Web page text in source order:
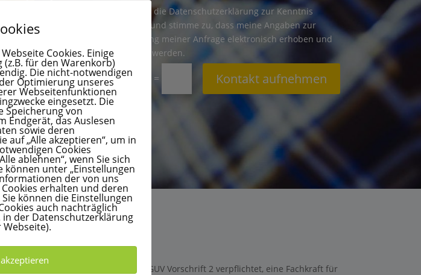
Ich habe die Datenschutzerklärung zur Kenntnis
genommen und stimme zu, dass meine Angaben zur
Beantwortung meiner Anfrage elektronisch erhoben und
gespeichert werden.
14 + 3 = Kontakt aufnehmen
Arbeitssicherheitsgesetz und DGUV Vorschrift 2 verpflichtet, eine Fachkraft für
Cookies. Einige
für den Warenkorb)
Die nicht-notwendigen
Optimierung unseres
Webseitenfunktionen
eingesetzt. Die
Speicherung von
Endgerät, das Auslesen
sowie deren
auf „Alle akzeptieren“, um in
Cookies
ablehnen“, wenn Sie sich
können unter „Einstellungen
der von uns
erhalten und deren
können die Einstellungen
auch nachträglich
in der Datenschutzerklärung